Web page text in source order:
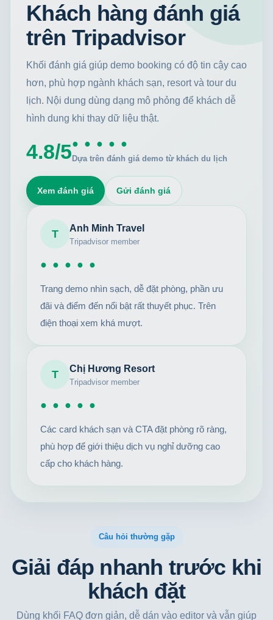
Khách hàng đánh giá
trên Tripadvisor
Khối đánh giá giúp demo booking có độ tin cậy cao
hơn, phù hợp ngành khách sạn, resort và tour du
lịch. Nội dung dùng dạng mô phỏng để khách dễ
hình dung khi thay dữ liệu thật.
4.8/5● ● ● ● ●
Dựa trên đánh giá demo từ khách du lịch
Xem đánh giá Gửi đánh giá
T Anh Minh Travel
Tripadvisor member
● ● ● ● ●
Trang demo nhìn sạch, dễ đặt phòng, phần ưu
đãi và điểm đến nổi bật rất thuyết phục. Trên
điện thoại xem khá mượt.
T Chị Hương Resort
Tripadvisor member
● ● ● ● ●
Các card khách sạn và CTA đặt phòng rõ ràng,
phù hợp để giới thiệu dịch vụ nghỉ dưỡng cao
cấp cho khách hàng.
Câu hỏi thường gặp
Giải đáp nhanh trước khi
khách đặt
Dùng khối FAQ đơn giản, dễ dán vào editor và vẫn giúp